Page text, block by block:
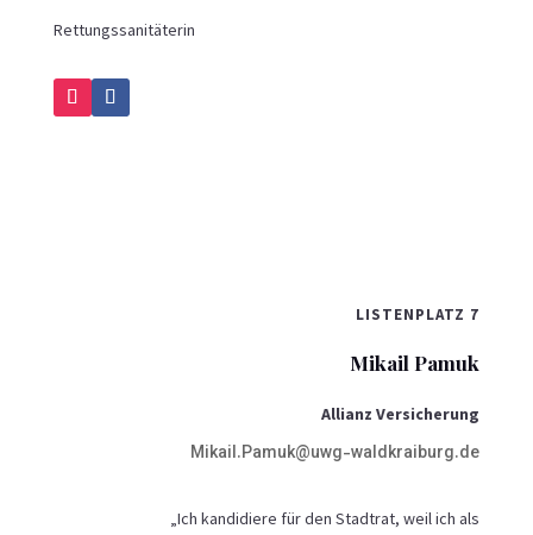
Rettungssanitäterin
LISTENPLATZ 7
Mikail Pamuk
Allianz Versicherung
Mikail.Pamuk@uwg-waldkraiburg.de
„Ich kandidiere für den Stadtrat, weil ich als